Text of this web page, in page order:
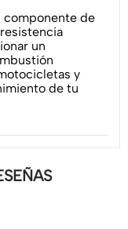
componente de
un
y
de tu